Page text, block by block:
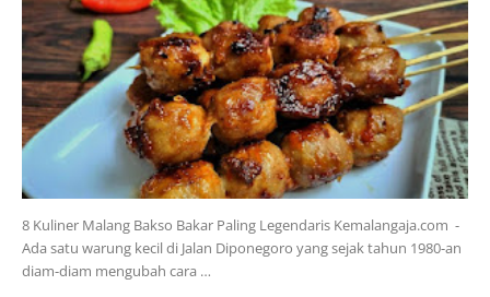
8 Kuliner Malang Bakso Bakar Paling Legendaris Kemalangaja.com -
Ada satu warung kecil di Jalan Diponegoro yang sejak tahun 1980-an
diam-diam mengubah cara …